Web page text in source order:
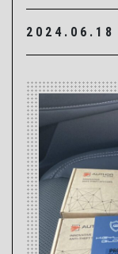
2024.06.18